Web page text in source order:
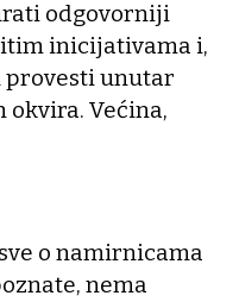
odgovorniji
inicijativama i,
provesti unutar
okvira. Većina,
o namirnicama
nema